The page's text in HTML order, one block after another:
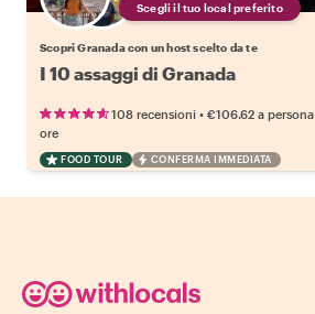
Scegli il tuo local preferito
Scopri Granada con un host scelto da te
I 10 assaggi di Granada
108 recensioni • €106.62 a persona
ore
FOOD TOUR CONFERMA IMMEDIATA